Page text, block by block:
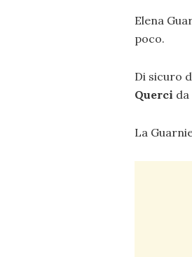
Elena
poco.
Di sicuro
Querci
La